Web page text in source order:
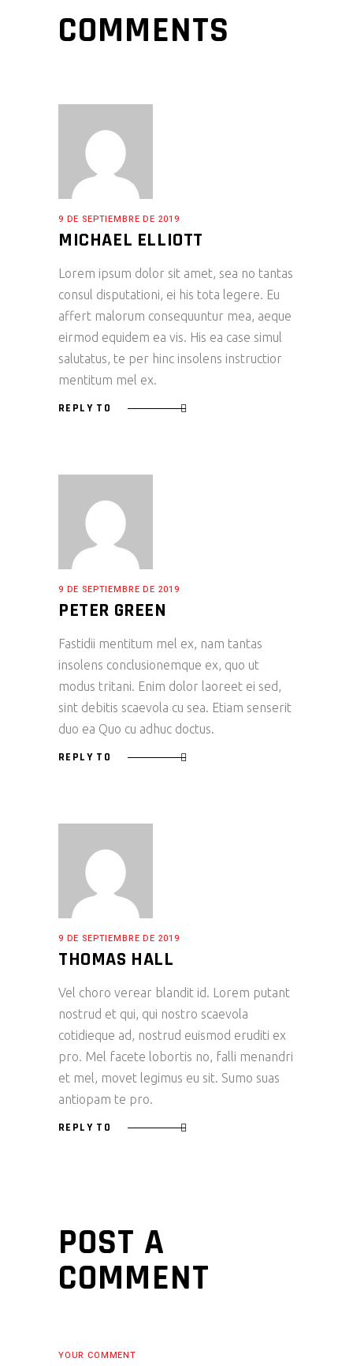
COMMENTS
9 DE SEPTIEMBRE DE 2019
MICHAEL ELLIOTT
Lorem ipsum dolor sit amet, sea no tantas
consul disputationi, ei his tota legere. Eu
affert malorum consequuntur mea, aeque
eirmod equidem ea vis. His ea case simul
salutatus, te per hinc insolens instructior
mentitum mel ex.
REPLY TO
9 DE SEPTIEMBRE DE 2019
PETER GREEN
Fastidii mentitum mel ex, nam tantas
insolens conclusionemque ex, quo ut
modus tritani. Enim dolor laoreet ei sed,
sint debitis scaevola cu sea. Etiam senserit
duo ea Quo cu adhuc doctus.
REPLY TO
9 DE SEPTIEMBRE DE 2019
THOMAS HALL
Vel choro verear blandit id. Lorem putant
nostrud et qui, qui nostro scaevola
cotidieque ad, nostrud euismod eruditi ex
pro. Mel facete lobortis no, falli menandri
et mel, movet legimus eu sit. Sumo suas
antiopam te pro.
REPLY TO
POST A
COMMENT
YOUR COMMENT